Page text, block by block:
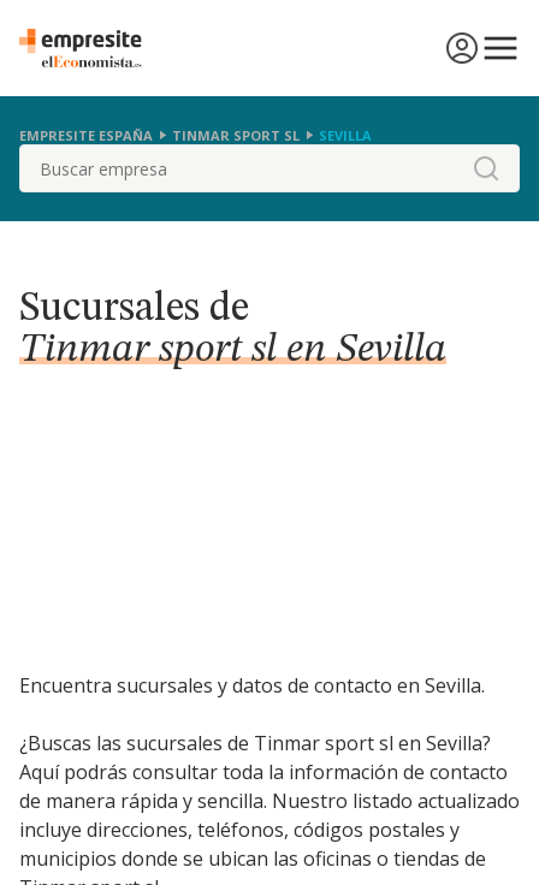
EMPRESITE ESPAÑA TINMAR SPORT SL SEVILLA
Buscar
Sucursales de
Tinmar sport sl en Sevilla
Encuentra sucursales y datos de contacto en Sevilla.
¿Buscas las sucursales de Tinmar sport sl en Sevilla?
Aquí podrás consultar toda la información de contacto
de manera rápida y sencilla. Nuestro listado actualizado
incluye direcciones, teléfonos, códigos postales y
municipios donde se ubican las oficinas o tiendas de